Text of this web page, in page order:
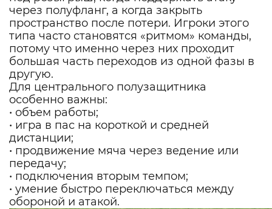
через полуфланг, а когда закрыть
пространство после потери. Игроки этого
типа часто становятся «ритмом» команды,
потому что именно через них проходит
большая часть переходов из одной фазы в
другую.
Для центрального полузащитника
особенно важны:
• объем работы;
• игра в пас на короткой и средней
дистанции;
• продвижение мяча через ведение или
передачу;
• подключения вторым темпом;
• умение быстро переключаться между
обороной и атакой.